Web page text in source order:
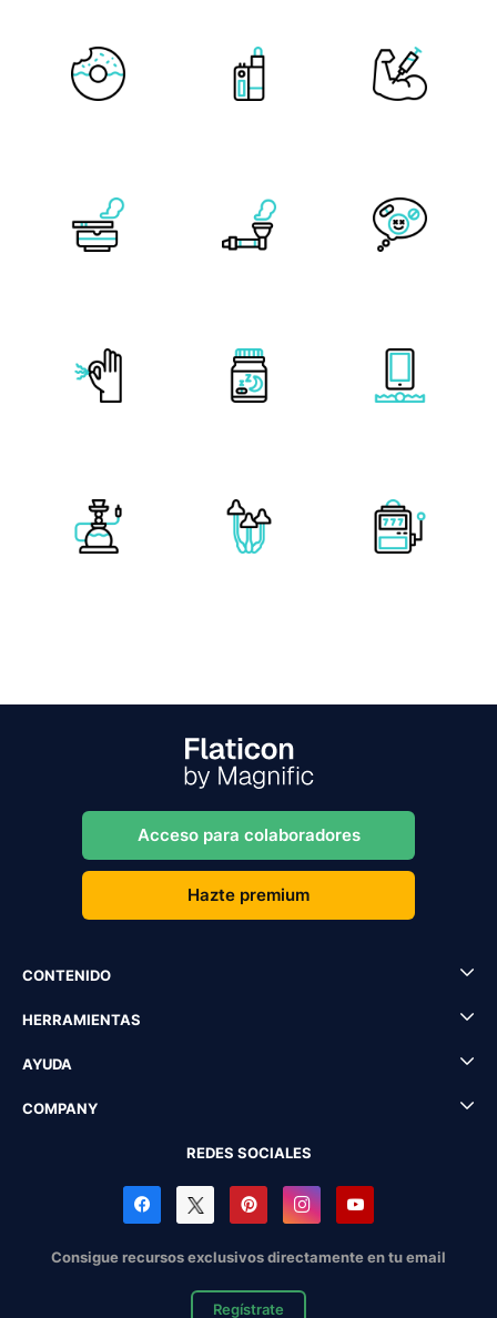
Acceso para colaboradores
Hazte premium
CONTENIDO
HERRAMIENTAS
AYUDA
COMPANY
REDES SOCIALES
Consigue recursos exclusivos directamente en tu email
Regístrate